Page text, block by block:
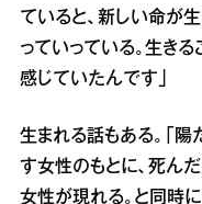
ていると、新しい命が
っていっている。生き
感じていたんです」
生まれる話もある。「陽
す女性のもとに、死ん
女性が現れる。と同時